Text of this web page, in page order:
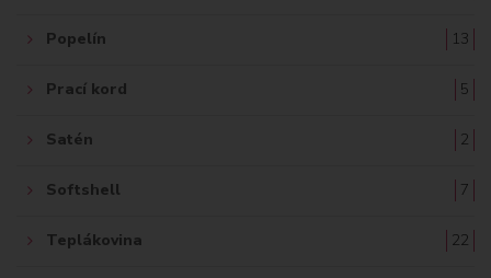
Popelín 13
Prací kord 5
Satén 2
Softshell 7
Teplákovina 22